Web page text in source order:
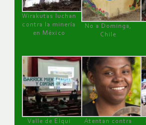
Wirakutas luchan
contra la minería
en México
No a Dominga,
Chile
Valle de Elqui
Atentan contra